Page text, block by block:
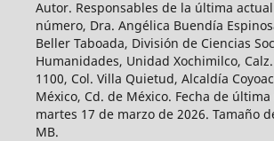
Autor. Responsables de la última
número, Dra. Angélica Buendía
Beller Taboada, División de Ciencias
Humanidades, Unidad Xochimilco,
1100, Col. Villa Quietud, Alcaldía
México, Cd. de México. Fecha de
martes 17 de marzo de 2026. Tamaño
MB.